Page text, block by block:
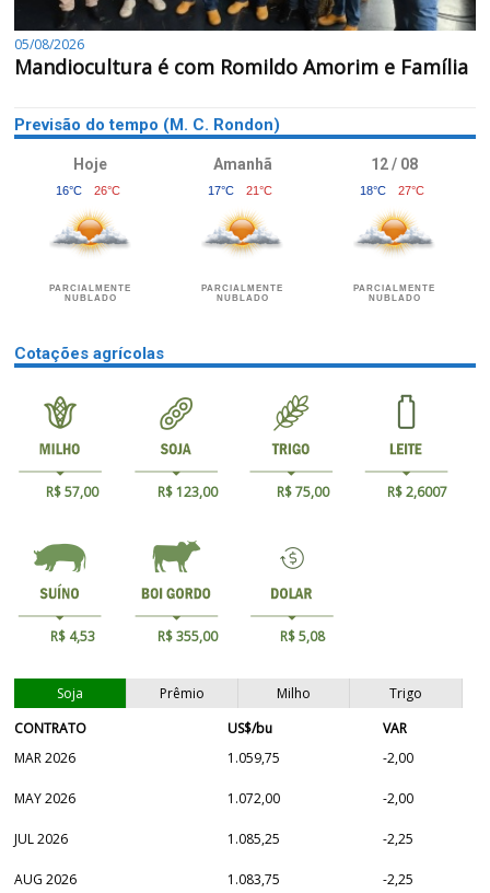
05/08/2026
Mandiocultura é com Romildo Amorim e Família
Previsão do tempo (M. C. Rondon)
Hoje
16°C 26°C
PARCIALMENTE
NUBLADO
Amanhã
17°C 21°C
PARCIALMENTE
NUBLADO
12 / 08
18°C 27°C
PARCIALMENTE
NUBLADO
Cotações agrícolas
R$ 57,00 R$ 123,00 R$ 75,00 R$ 2,6007
R$ 4,53 R$ 355,00 R$ 5,08
Soja Prêmio Milho
Trigo
CONTRATO
US$/bu
VAR
MAR 2026
1.059,75 -2,00
MAY 2026 1.072,00 -2,00
JUL 2026 1.085,25 -2,25
AUG 2026 1.083,75 -2,25